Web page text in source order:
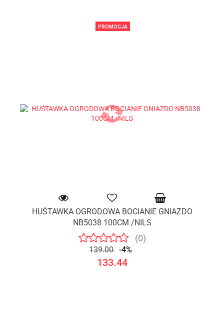
PROMOCJA
HUŚTAWKA OGRODOWA BOCIANIE GNIAZDO
NB5038 100CM /NILS
(0)
139.00 -4%
133.44